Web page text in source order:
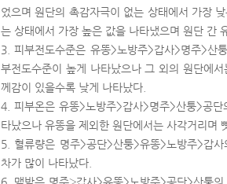
었으며 원단의 촉감자극이 없는 상태에서 가장
는 상태에서 가장 높은 값을 나타냈으며 원단 간
3. 피부전도수준은 유똥>노방주>갑사>명주>산
부전도수준이 높게 나타났으나 그 외의 원단에
께감이 있을수록 낮게 나타났다.
4. 피부온은 유똥>노방주>갑사>명주>산퉁>공
타났으나 유똥을 제외한 원단에서는 사각거리며
5. 혈류량은 명주>공단>산퉁>유똥>노방주>갑
차가 많이 나타났다.